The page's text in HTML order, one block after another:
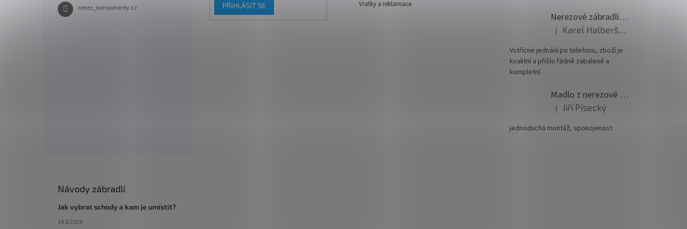
nerez_komponenty.cz PŘIHLÁSIT SE
Vratky a reklamace
Nerezové zábradlí - set (délka:6000mm x výška:1000mm)
Hodnocení produktu je 5 z 5 hvězdiček.
| Karel Halberštádt
Vstřícné jednání po telefonu, zboží je
kvalitní a přišlo řádně zabalené a
kompletní.
Madlo z nerezové oceli pr. 42,4mm komplet - model 0116 - 3000mm
Hodnocení produktu je 5 z 5 hvězdiček.
| Jiří Písecký
jednoduchá montáž, spokojenost
Návody zábradlí
Jak vybrat schody a kam je umístit?
19.8.2024